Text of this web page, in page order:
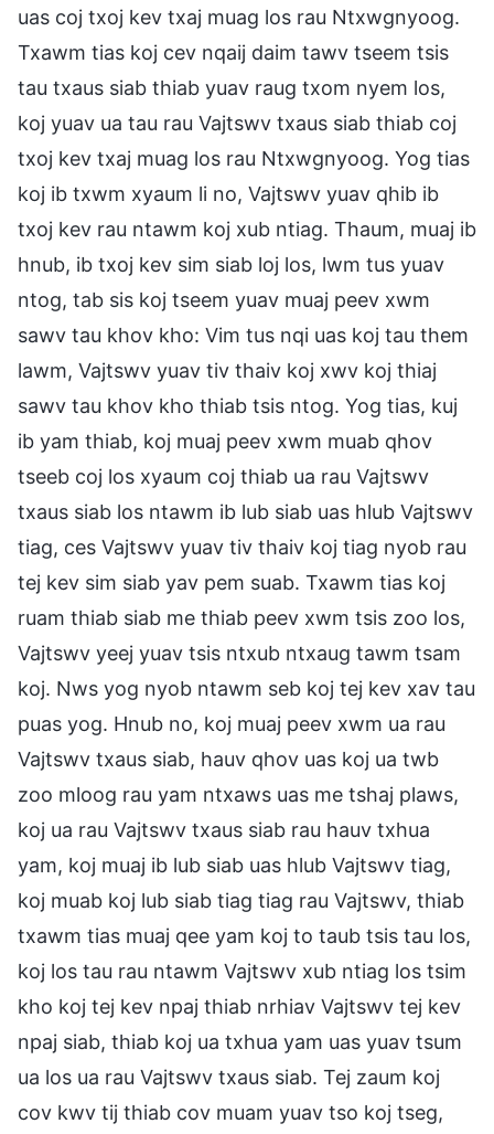
uas coj txoj kev txaj muag los rau Ntxwgnyoog.
Txawm tias koj cev nqaij daim tawv tseem tsis
tau txaus siab thiab yuav raug txom nyem los,
koj yuav ua tau rau Vajtswv txaus siab thiab coj
txoj kev txaj muag los rau Ntxwgnyoog. Yog tias
koj ib txwm xyaum li no, Vajtswv yuav qhib ib
txoj kev rau ntawm koj xub ntiag. Thaum, muaj ib
hnub, ib txoj kev sim siab loj los, lwm tus yuav
ntog, tab sis koj tseem yuav muaj peev xwm
sawv tau khov kho: Vim tus nqi uas koj tau them
lawm, Vajtswv yuav tiv thaiv koj xwv koj thiaj
sawv tau khov kho thiab tsis ntog. Yog tias, kuj
ib yam thiab, koj muaj peev xwm muab qhov
tseeb coj los xyaum coj thiab ua rau Vajtswv
txaus siab los ntawm ib lub siab uas hlub Vajtswv
tiag, ces Vajtswv yuav tiv thaiv koj tiag nyob rau
tej kev sim siab yav pem suab. Txawm tias koj
ruam thiab siab me thiab peev xwm tsis zoo los,
Vajtswv yeej yuav tsis ntxub ntxaug tawm tsam
koj. Nws yog nyob ntawm seb koj tej kev xav tau
puas yog. Hnub no, koj muaj peev xwm ua rau
Vajtswv txaus siab, hauv qhov uas koj ua twb
zoo mloog rau yam ntxaws uas me tshaj plaws,
koj ua rau Vajtswv txaus siab rau hauv txhua
yam, koj muaj ib lub siab uas hlub Vajtswv tiag,
koj muab koj lub siab tiag tiag rau Vajtswv, thiab
txawm tias muaj qee yam koj to taub tsis tau los,
koj los tau rau ntawm Vajtswv xub ntiag los tsim
kho koj tej kev npaj thiab nrhiav Vajtswv tej kev
npaj siab, thiab koj ua txhua yam uas yuav tsum
ua los ua rau Vajtswv txaus siab. Tej zaum koj
cov kwv tij thiab cov muam yuav tso koj tseg,